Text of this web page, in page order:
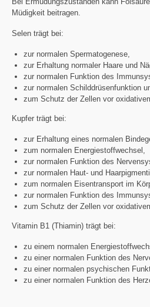
Müdigkeit beitragen.
Selen trägt bei:
zur normalen Spermatogenese,
zur Erhaltung normaler Haare und
zur normalen Funktion des
zur normalen Schilddrüsenfunktion
zum Schutz der Zellen vor
Kupfer trägt bei:
zur Erhaltung eines normalen
zum normalen Energiestoffwechsel,
zur normalen Funktion des
zur normalen Haut- und
zum normalen Eisentransport im
zur normalen Funktion des
zum Schutz der Zellen vor
Vitamin B1 (Thiamin) trägt bei:
zu einem normalen
zu einer normalen Funktion des
zu einer normalen psychischen
zu einer normalen Funktion des